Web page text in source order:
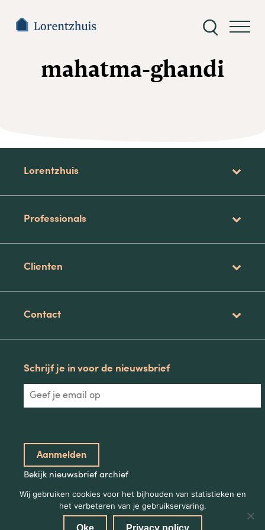
Zoeken
mahatma-ghandi
Lorentzhuis
Professionals
Clienten
Contact
Schrijf je in voor de nieuwsbrief
Bekijk nieuwsbrief archief
Wij gebruiken cookies voor het bijhouden van statistieken en
het verbeteren van je gebruikservaring.
Oke Privacy policy